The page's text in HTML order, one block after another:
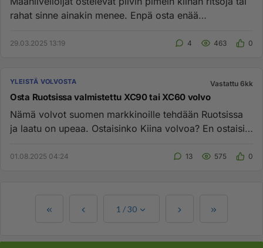
rahat sinne ainakin menee. Enpä osta enää
29.03.2025 13:19 4 463 0
YLEISTÄ VOLVOSTA Vastattu 6kk
Osta Ruotsissa valmistettu XC90 tai XC60 volvo
Nämä volvot suomen markkinoille tehdään Ruotsissa
ja laatu on upeaa. Ostaisinko Kiina volvoa? En ostaisi
01.08.2025 04:24 13 575 0
1 /30